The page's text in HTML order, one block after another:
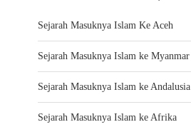
Sejarah Masuknya Islam Ke Aceh
Sejarah Masuknya Islam ke Myanmar
Sejarah Masuknya Islam ke Andalusia
Sejarah Masuknya Islam ke Afrika